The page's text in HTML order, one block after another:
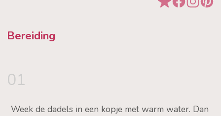
Bereiding
01
Week de dadels in een kopje met warm water. Dan